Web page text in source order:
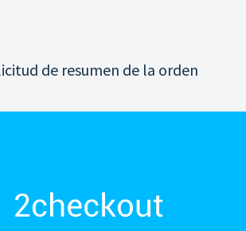
de resumen de la orden